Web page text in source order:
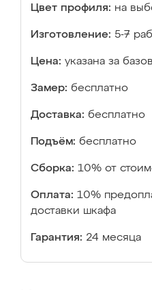
Цвет профиля: на
Изготовление: 5-7
Цена: указана за
Замер: бесплатно
Доставка: бесплатно
Подъём: бесплатно
Сборка: 10% от
Оплата: 10%
доставки шкафа
Гарантия: 24 месяца